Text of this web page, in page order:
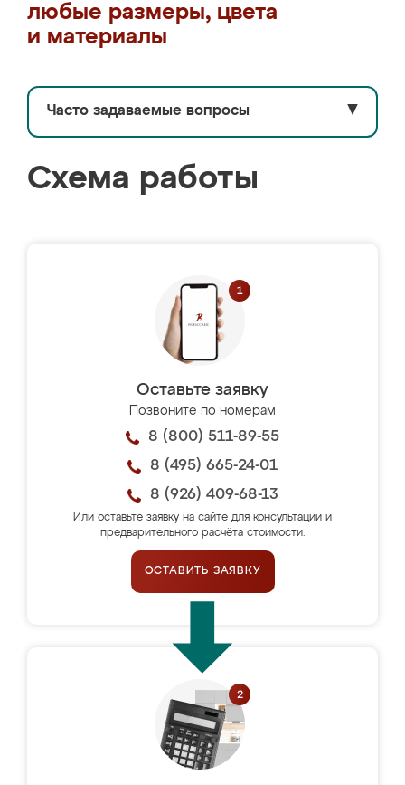
любые размеры, цвета
и материалы
Часто задаваемые вопросы ▼
Схема работы
Оставьте заявку
Позвоните по номерам
8 (800) 511-89-55
8 (495) 665-24-01
8 (926) 409-68-13
Или оставьте заявку на сайте для консультации и
предварительного расчёта стоимости.
ОСТАВИТЬ ЗАЯВКУ